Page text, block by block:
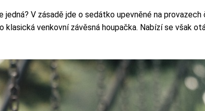
jedná? V zásadě jde o sedátko upevněné na
venkovní závěsná houpačka. Nabízí se však